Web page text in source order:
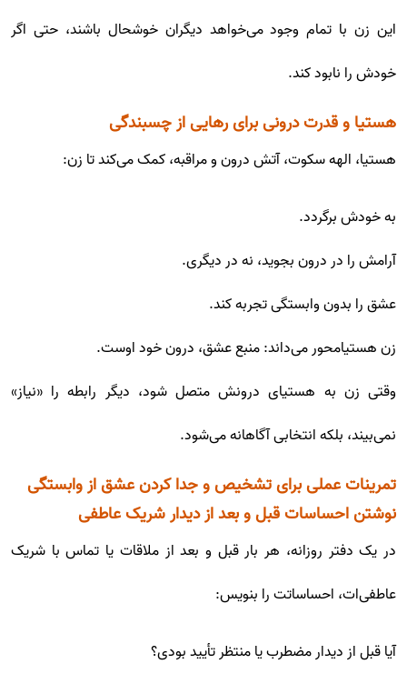
این زن با تمام وجود می‌خواهد دیگران خوشحال باشند، حتی اگر
خودش را نابود کند.
هستیا و قدرت درونی برای رهایی از چسبندگی
هستیا، الهه سکوت، آتش درون و مراقبه، کمک می‌کند تا زن:
به خودش برگردد.
آرامش را در درون بجوید، نه در دیگری.
عشق را بدون وابستگی تجربه کند.
زن هستیامحور می‌داند: منبع عشق، درون خود اوست.
وقتی زن به هستیای درونش متصل شود، دیگر رابطه را «نیاز»
نمی‌بیند، بلکه انتخابی آگاهانه می‌شود.
تمرینات عملی برای تشخیص و جدا کردن عشق از وابستگی
نوشتن احساسات قبل و بعد از دیدار شریک عاطفی
در یک دفتر روزانه، هر بار قبل و بعد از ملاقات یا تماس با شریک
عاطفی‌ات، احساساتت را بنویس:
آیا قبل از دیدار مضطرب یا منتظر تأیید بودی؟